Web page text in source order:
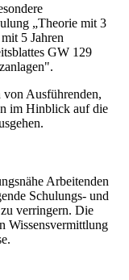
„Theorie mit 3
5 Jahren
GW 129
Ausführenden,
im Hinblick auf die
Arbeitenden
Schulungs- und
verringern. Die
Wissensvermittlung